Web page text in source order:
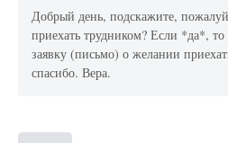
Добрый день, подскажите,
приехать трудником? Если *да*,
заявку (письмо) о желании
спасибо. Вера.